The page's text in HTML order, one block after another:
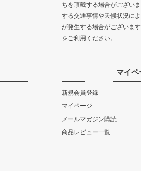
ちを頂戴する場合がござい
する交通事情や天候状況に
が発生する場合がございま
をご利用ください。
マイペ
新規会員登録
マイページ
メールマガジン購読
商品レビュー一覧